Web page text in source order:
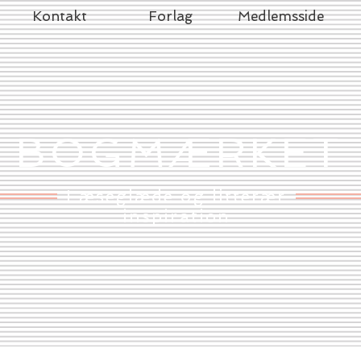
BOGMÆRKET
Læseglæde og litterær
inspiration
Kontakt Forlag Medlemsside